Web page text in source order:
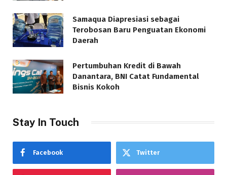
Samaqua Diapresiasi sebagai
Terobosan Baru Penguatan Ekonomi
Daerah
Pertumbuhan Kredit di Bawah
Danantara, BNI Catat Fundamental
Bisnis Kokoh
Stay In Touch
Facebook Twitter